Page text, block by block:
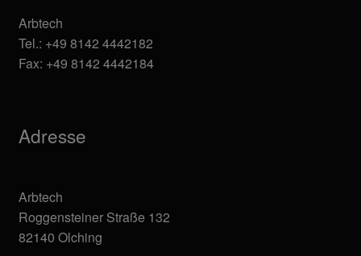
Arbtech
Tel.: +49 8142 4442182
Fax: +49 8142 4442184
Adresse
Arbtech
Roggensteiner Straße 132
82140 Olching